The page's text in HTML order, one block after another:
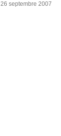
26 septembre 2007